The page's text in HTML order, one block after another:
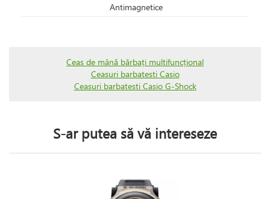
Antimagnetice
Ceas de mână bărbați multifuncțional
Ceasuri barbatesti Casio
Ceasuri barbatesti Casio G-Shock
S-ar putea să vă intereseze